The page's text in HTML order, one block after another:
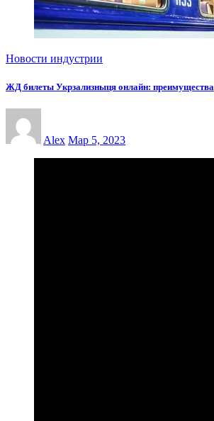
Новости индустрии
ЖД билеты Укрзализныця онлайн: преимущества
Alex Мар 5, 2023